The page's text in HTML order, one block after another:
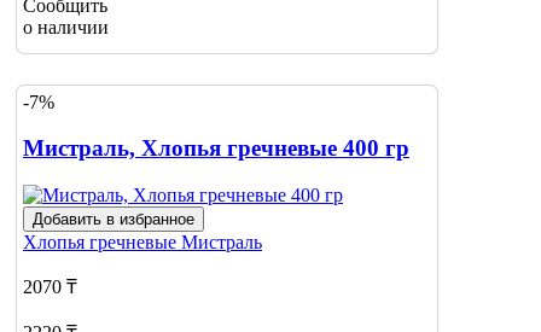
Сообщить
о наличии
-7%
Мистраль, Хлопья гречневые 400 гр
Добавить в избранное
Хлопья гречневые Мистраль
2070 ₸